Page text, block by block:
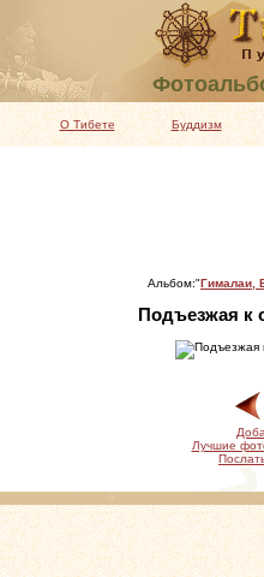
О Тибете Буддизм
Альбом:"Гималаи,
Подъезжая к
Лучшие